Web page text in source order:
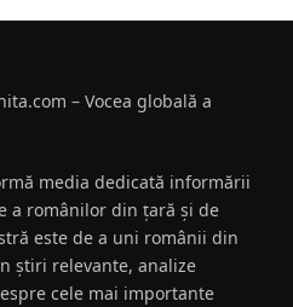
– Vocea globală a
media dedicată informării
a românilor din țară și de
este de a uni românii din
știri relevante, analize
cele mai importante